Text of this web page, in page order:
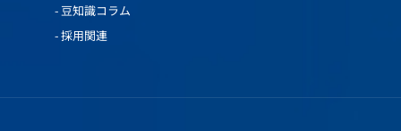
豆知識コラム
採用関連